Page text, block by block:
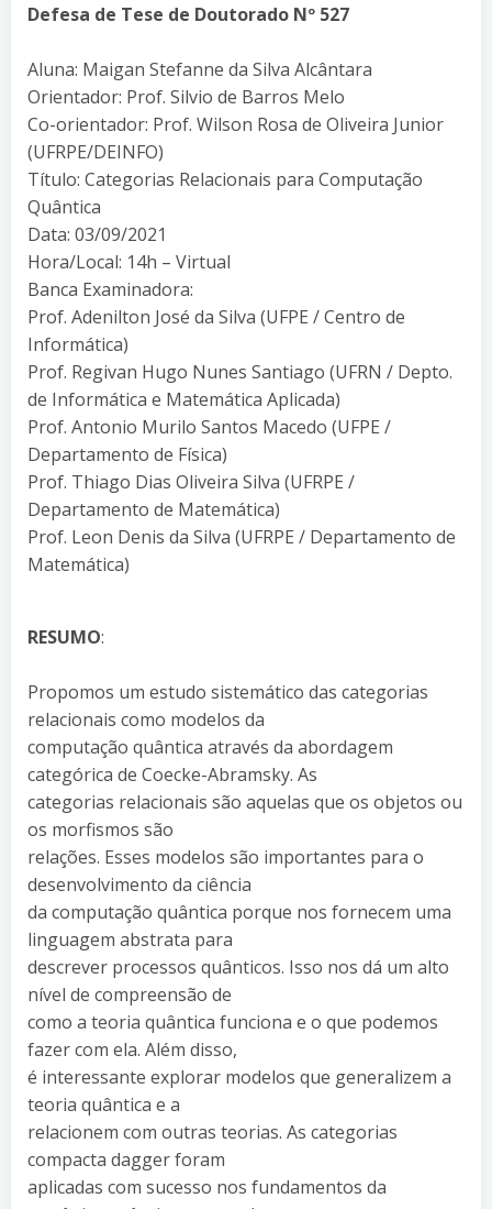
Defesa de Tese de Doutorado Nº 527
Aluna: Maigan Stefanne da Silva Alcântara
Orientador: Prof. Silvio de Barros Melo
Co-orientador: Prof. Wilson Rosa de Oliveira Junior
(UFRPE/DEINFO)
Título: Categorias Relacionais para Computação
Quântica
Data: 03/09/2021
Hora/Local: 14h – Virtual
Banca Examinadora:
Prof. Adenilton José da Silva (UFPE / Centro de
Informática)
Prof. Regivan Hugo Nunes Santiago (UFRN / Depto.
de Informática e Matemática Aplicada)
Prof. Antonio Murilo Santos Macedo (UFPE /
Departamento de Física)
Prof. Thiago Dias Oliveira Silva (UFRPE /
Departamento de Matemática)
Prof. Leon Denis da Silva (UFRPE / Departamento de
Matemática)
RESUMO:
Propomos um estudo sistemático das categorias
relacionais como modelos da
computação quântica através da abordagem
categórica de Coecke-Abramsky. As
categorias relacionais são aquelas que os objetos ou
os morfismos são
relações. Esses modelos são importantes para o
desenvolvimento da ciência
da computação quântica porque nos fornecem uma
linguagem abstrata para
descrever processos quânticos. Isso nos dá um alto
nível de compreensão de
como a teoria quântica funciona e o que podemos
fazer com ela. Além disso,
é interessante explorar modelos que generalizem a
teoria quântica e a
relacionem com outras teorias. As categorias
compacta dagger foram
aplicadas com sucesso nos fundamentos da